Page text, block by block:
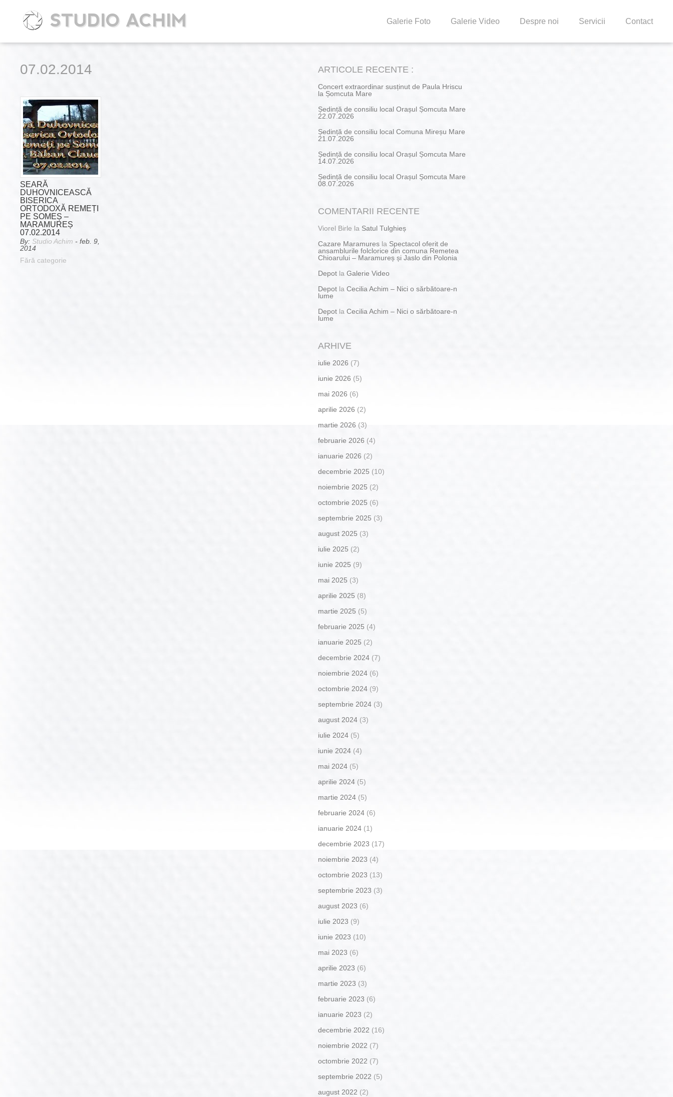
STUDIO ACHIM Galerie Foto Galerie Video Despre noi Servicii Contact
07.02.2014
SEARĂ
DUHOVNICEASCĂ
BISERICA
ORTODOXĂ REMEȚI
PE SOMEȘ –
MARAMUREȘ
07.02.2014
By: Studio Achim - feb. 9,
2014
Fără categorie
ARTICOLE RECENTE :
Concert extraordinar susținut de Paula Hriscu
la Șomcuta Mare
Ședință de consiliu local Orașul Șomcuta Mare
22.07.2026
Ședință de consiliu local Comuna Mireșu Mare
21.07.2026
Ședință de consiliu local Orașul Șomcuta Mare
14.07.2026
Ședință de consiliu local Orașul Șomcuta Mare
08.07.2026
COMENTARII RECENTE
Viorel Birle la Satul Tulghieș
Cazare Maramures la Spectacol oferit de
ansamblurile folclorice din comuna Remetea
Chioarului – Maramureș și Jaslo din Polonia
Depot la Galerie Video
Depot la Cecilia Achim – Nici o sărbătoare-n
lume
Depot la Cecilia Achim – Nici o sărbătoare-n
lume
ARHIVE
iulie 2026 (7)
iunie 2026 (5)
mai 2026 (6)
aprilie 2026 (2)
martie 2026 (3)
februarie 2026 (4)
ianuarie 2026 (2)
decembrie 2025 (10)
noiembrie 2025 (2)
octombrie 2025 (6)
septembrie 2025 (3)
august 2025 (3)
iulie 2025 (2)
iunie 2025 (9)
mai 2025 (3)
aprilie 2025 (8)
martie 2025 (5)
februarie 2025 (4)
ianuarie 2025 (2)
decembrie 2024 (7)
noiembrie 2024 (6)
octombrie 2024 (9)
septembrie 2024 (3)
august 2024 (3)
iulie 2024 (5)
iunie 2024 (4)
mai 2024 (5)
aprilie 2024 (5)
martie 2024 (5)
februarie 2024 (6)
ianuarie 2024 (1)
decembrie 2023 (17)
noiembrie 2023 (4)
octombrie 2023 (13)
septembrie 2023 (3)
august 2023 (6)
iulie 2023 (9)
iunie 2023 (10)
mai 2023 (6)
aprilie 2023 (6)
martie 2023 (3)
februarie 2023 (6)
ianuarie 2023 (2)
decembrie 2022 (16)
noiembrie 2022 (7)
octombrie 2022 (7)
septembrie 2022 (5)
august 2022 (2)